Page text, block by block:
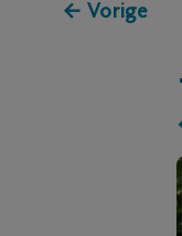
← Vorige